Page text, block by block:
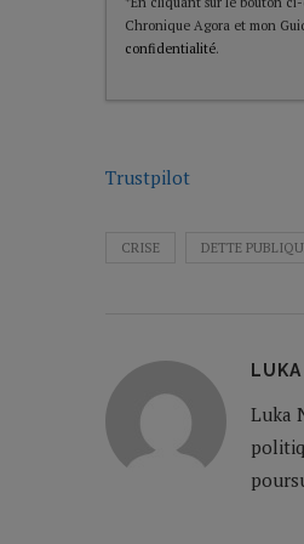
Chronique Agora et mon
confidentialité.
Trustpilot
CRISE DETTE
Luka